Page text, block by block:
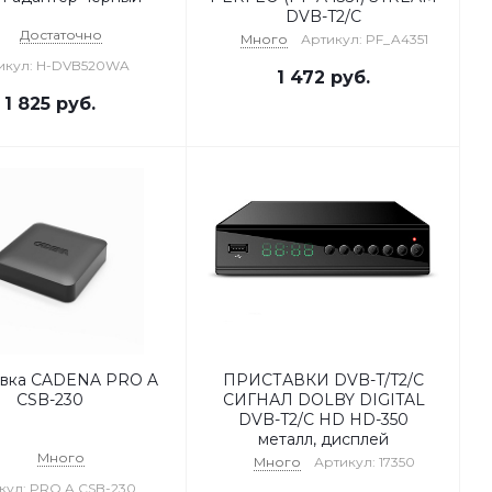
Достаточно
H-DVB520WA
1 825 руб.
DVB-T2/C
Много Артикул: PF_A4351
1 472 руб.
CADENA PRO A
CSB-230
Много
PRO A CSB-230
ПРИСТАВКИ DVB-T/T2/С
СИГНАЛ DOLBY DIGITAL
DVB-T2/C HD HD-350
металл, дисплей
Много Артикул: 17350